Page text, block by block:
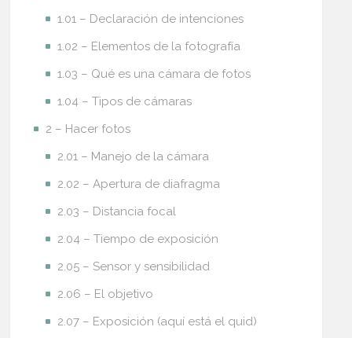
1.01 – Declaración de intenciones
1.02 – Elementos de la fotografía
1.03 – Qué es una cámara de fotos
1.04 – Tipos de cámaras
2 – Hacer fotos
2.01 – Manejo de la cámara
2.02 – Apertura de diafragma
2.03 – Distancia focal
2.04 – Tiempo de exposición
2.05 – Sensor y sensibilidad
2.06 – El objetivo
2.07 – Exposición (aquí está el quid)